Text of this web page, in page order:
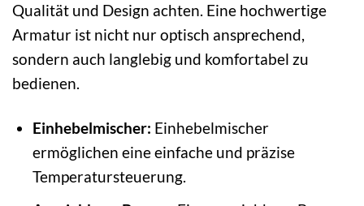
Qualität und Design achten. Eine hochwertige
Armatur ist nicht nur optisch ansprechend,
sondern auch langlebig und komfortabel zu
bedienen.
Einhebelmischer: Einhebelmischer
ermöglichen eine einfache und präzise
Temperatursteuerung.